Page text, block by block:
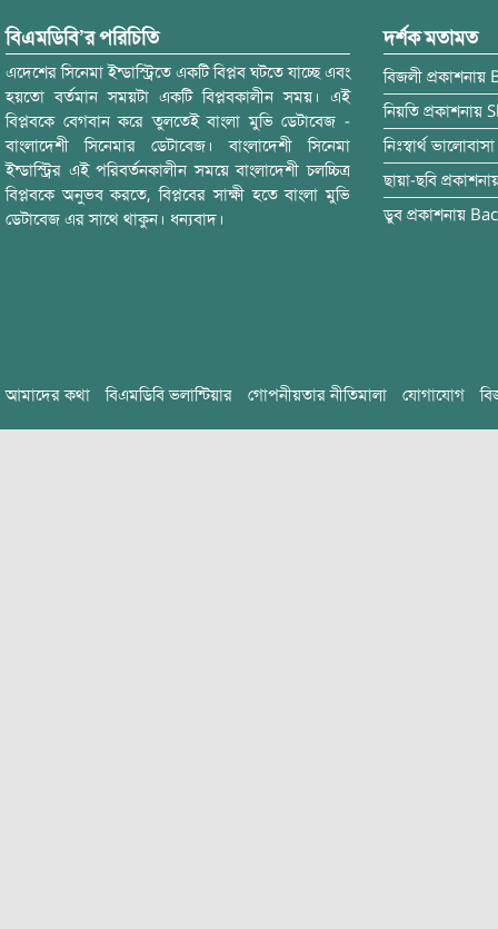
বিএমডিবি’র পরিচিতি
এদেশের সিনেমা ইন্ডাস্ট্রিতে একটি বিপ্লব ঘটতে যাচ্ছে এবং
হয়তো বর্তমান সময়টা একটি বিপ্লবকালীন সময়। এই
বিপ্লবকে বেগবান করে তুলতেই বাংলা মুভি ডেটাবেজ -
বাংলাদেশী সিনেমার ডেটাবেজ। বাংলাদেশী সিনেমা
ইন্ডাস্ট্রির এই পরিবর্তনকালীন সময়ে বাংলাদেশী চলচ্চিত্র
বিপ্লবকে অনুভব করতে, বিপ্লবের সাক্ষী হতে বাংলা মুভি
ডেটাবেজ এর সাথে থাকুন। ধন্যবাদ।
দর্শক মতামত
বিজলী প্রকাশনায়
নিয়তি প্রকাশনায়
নিঃস্বার্থ ভালোবাসা
ছায়া-ছবি
ডুব প্রকাশনায়
আমাদের কথা বিএমডিবি ভলান্টিয়ার গোপনীয়তার নীতিমালা যোগাযোগ